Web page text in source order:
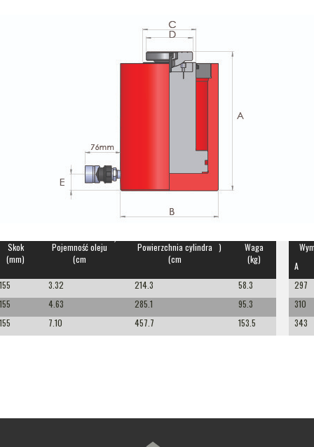
Skok
(mm)
Pojemność oleju
(cm
Powierzchnia cylindra
(cm
)
Waga
(kg)
A
3.32 214.3 58.3
297
4.63 285.1 95.3
310
7.10 457.7 153.5 343